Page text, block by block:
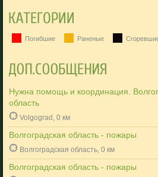
Погибшие Раненые
Нужна помощь и координация.
область
Volgograd, 0 км
Волгоградская область - пожары
Волгоградская область, 0 км
Волгоградская область - пожары